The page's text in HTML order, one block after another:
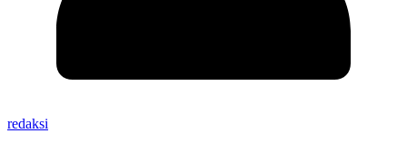
redaksi